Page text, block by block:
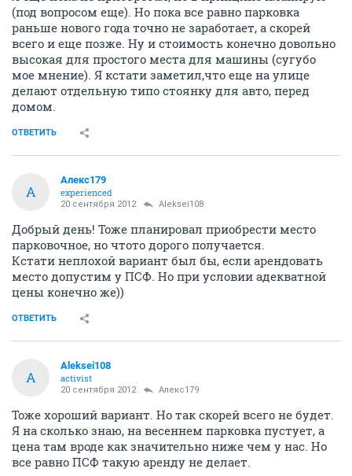
(под вопросом еще). Но пока все равно парковка
раньше нового года точно не заработает, а скорей
всего и еще позже. Ну и стоимость конечно довольно
высокая для простого места для машины (сугубо
мое мнение). Я кстати заметил,что еще на улице
делают отдельную типо стоянку для авто, перед
домом.
ОТВЕТИТЬ
А
Алекс179
experienced
20 сентября 2012 Aleksei108
Добрый день! Тоже планировал приобрести место
парковочное, но чтото дорого получается.
Кстати неплохой вариант был бы, если арендовать
место допустим у ПСФ. Но при условии адекватной
цены конечно же))
ОТВЕТИТЬ
A
Aleksei108
activist
20 сентября 2012 Алекс179
Тоже хороший вариант. Но так скорей всего не будет.
Я на сколько знаю, на весеннем парковка пустует, а
цена там вроде как значительно ниже чем у нас. Но
все равно ПСФ такую аренду не делает.